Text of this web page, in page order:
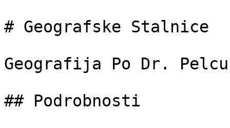
# Geografske Stalnice
Geografija Po Dr.
## Podrobnosti